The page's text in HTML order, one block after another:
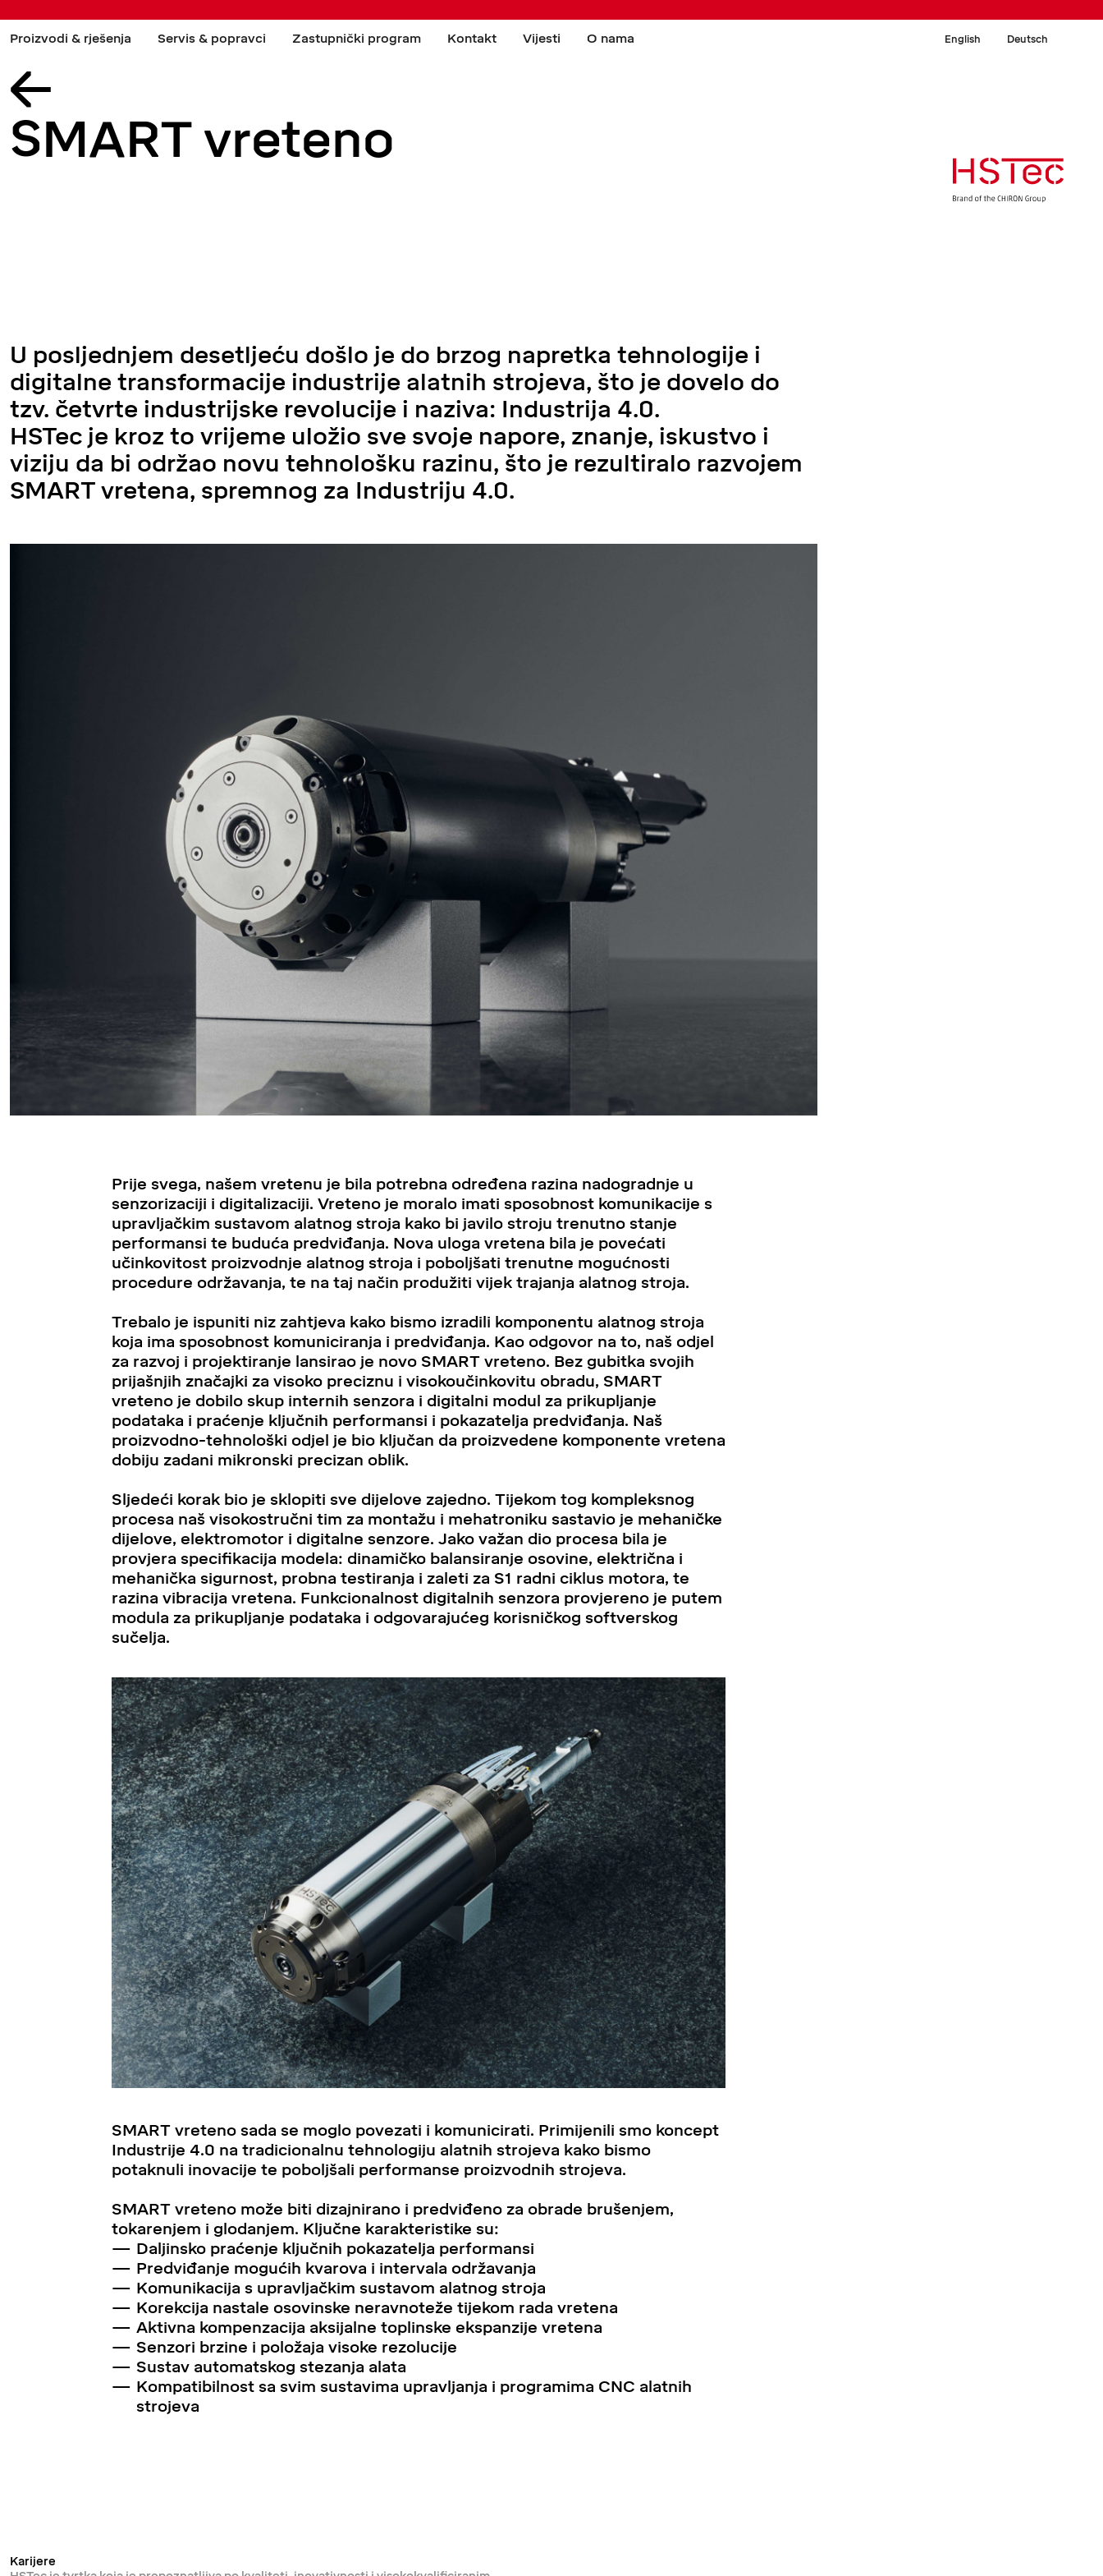
Proizvodi & rješenja Servis & popravci Zastupnički program Kontakt Vijesti O nama English Deutsch
←
SMART vreteno
U posljednjem desetljeću došlo je do brzog napretka tehnologije i
digitalne transformacije industrije alatnih strojeva, što je dovelo do
tzv. četvrte industrijske revolucije i naziva: Industrija 4.0.
HSTec je kroz to vrijeme uložio sve svoje napore, znanje, iskustvo i
viziju da bi održao novu tehnološku razinu, što je rezultiralo razvojem
SMART vretena, spremnog za Industriju 4.0.
Prije svega, našem vretenu je bila potrebna određena razina nadogradnje u
senzorizaciji i digitalizaciji. Vreteno je moralo imati sposobnost komunikacije s
upravljačkim sustavom alatnog stroja kako bi javilo stroju trenutno stanje
performansi te buduća predviđanja. Nova uloga vretena bila je povećati
učinkovitost proizvodnje alatnog stroja i poboljšati trenutne mogućnosti
procedure održavanja, te na taj način produžiti vijek trajanja alatnog stroja.
Trebalo je ispuniti niz zahtjeva kako bismo izradili komponentu alatnog stroja
koja ima sposobnost komuniciranja i predviđanja. Kao odgovor na to, naš odjel
za razvoj i projektiranje lansirao je novo SMART vreteno. Bez gubitka svojih
prijašnjih značajki za visoko preciznu i visokoučinkovitu obradu, SMART
vreteno je dobilo skup internih senzora i digitalni modul za prikupljanje
podataka i praćenje ključnih performansi i pokazatelja predviđanja. Naš
proizvodno-tehnološki odjel je bio ključan da proizvedene komponente vretena
dobiju zadani mikronski precizan oblik.
Sljedeći korak bio je sklopiti sve dijelove zajedno. Tijekom tog kompleksnog
procesa naš visokostručni tim za montažu i mehatroniku sastavio je mehaničke
dijelove, elektromotor i digitalne senzore. Jako važan dio procesa bila je
provjera specifikacija modela: dinamičko balansiranje osovine, električna i
mehanička sigurnost, probna testiranja i zaleti za S1 radni ciklus motora, te
razina vibracija vretena. Funkcionalnost digitalnih senzora provjereno je putem
modula za prikupljanje podataka i odgovarajućeg korisničkog softverskog
sučelja.
SMART vreteno sada se moglo povezati i komunicirati. Primijenili smo koncept
Industrije 4.0 na tradicionalnu tehnologiju alatnih strojeva kako bismo
potaknuli inovacije te poboljšali performanse proizvodnih strojeva.
SMART vreteno može biti dizajnirano i predviđeno za obrade brušenjem,
tokarenjem i glodanjem. Ključne karakteristike su:
Daljinsko praćenje ključnih pokazatelja performansi
Predviđanje mogućih kvarova i intervala održavanja
Komunikacija s upravljačkim sustavom alatnog stroja
Korekcija nastale osovinske neravnoteže tijekom rada vretena
Aktivna kompenzacija aksijalne toplinske ekspanzije vretena
Senzori brzine i položaja visoke rezolucije
Sustav automatskog stezanja alata
Kompatibilnost sa svim sustavima upravljanja i programima CNC alatnih
strojeva
Karijere